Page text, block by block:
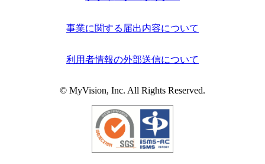
事業に関する届出内容について
利用者情報の外部送信について
© MyVision, Inc. All Rights Reserved.